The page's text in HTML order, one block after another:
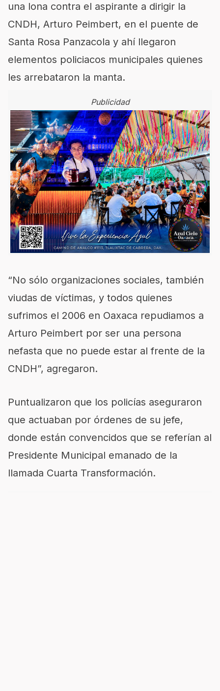
una lona contra el aspirante a dirigir la
CNDH, Arturo Peimbert, en el puente de
Santa Rosa Panzacola y ahí llegaron
elementos policiacos municipales quienes
les arrebataron la manta.
Publicidad
“No sólo organizaciones sociales, también
viudas de víctimas, y todos quienes
sufrimos el 2006 en Oaxaca repudiamos a
Arturo Peimbert por ser una persona
nefasta que no puede estar al frente de la
CNDH”, agregaron.
Puntualizaron que los policías aseguraron
que actuaban por órdenes de su jefe,
donde están convencidos que se referían al
Presidente Municipal emanado de la
llamada Cuarta Transformación.